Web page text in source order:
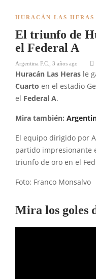
HURACÁN LAS HERAS
El triunfo de
el Federal A
Argentina F.C. 3 años ago
Huracán Las Heras le
Cuarto en el estadio
el Federal A.
Mira también:
El equipo dirigido por
partido impresionante
triunfo de oro en el
Foto: Franco Monsalvo
Mira los goles